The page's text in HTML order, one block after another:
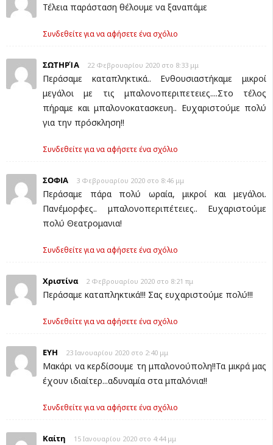
Τέλεια παράσταση θέλουμε να ξαναπάμε
Συνδεθείτε για να αφήσετε ένα σχόλιο
ΣΩΤΗΡΊΑ 22 Φεβρουαρίου 2020 στο 8:33 μμ
Περάσαμε καταπληκτικά.. Ενθουσιαστήκαμε μικροί
μεγάλοι με τις μπαλονοπεριπετειες....Στο τέλος
πήραμε και μπαλονοκατασκευη.. Ευχαριστούμε πολύ
για την πρόσκληση!!
Συνδεθείτε για να αφήσετε ένα σχόλιο
ΣΟΦΙΑ 3 Φεβρουαρίου 2020 στο 8:46 μμ
Περάσαμε πάρα πολύ ωραία, μικροί και μεγάλοι.
Πανέμορφες.. μπαλονοπεριπέτειες.. Ευχαριστούμε
πολύ Θεατρομανια!
Συνδεθείτε για να αφήσετε ένα σχόλιο
Χριστίνα 2 Φεβρουαρίου 2020 στο 8:21 πμ
Περάσαμε καταπληκτικά!!! Σας ευχαριστούμε πολύ!!!
Συνδεθείτε για να αφήσετε ένα σχόλιο
ΕΥΗ 23 Ιανουαρίου 2020 στο 2:40 μμ
Μακάρι να κερδίσουμε τη μπαλονούπολη!!Τα μικρά μας
έχουν ιδιαίτερ...αδυναμία στα μπαλόνια!!
Συνδεθείτε για να αφήσετε ένα σχόλιο
Καίτη 15 Ιανουαρίου 2020 στο 4:44 μμ